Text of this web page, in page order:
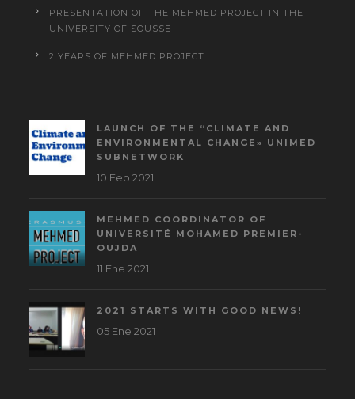
PRESENTATION OF THE MEHMED PROJECT IN THE
UNIVERSITY OF SOUSSE
2 YEARS OF MEHMED PROJECT
LAUNCH OF THE “CLIMATE AND
ENVIRONMENTAL CHANGE» UNIMED
SUBNETWORK
10 Feb 2021
MEHMED COORDINATOR OF
UNIVERSITÉ MOHAMED PREMIER-
OUJDA
11 Ene 2021
2021 STARTS WITH GOOD NEWS!
05 Ene 2021